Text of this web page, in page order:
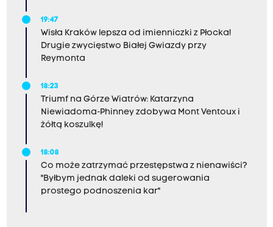
19:47
Wisła Kraków lepsza od imienniczki z Płocka!
Drugie zwycięstwo Białej Gwiazdy przy
Reymonta
18:23
Triumf na Górze Wiatrów: Katarzyna
Niewiadoma-Phinney zdobywa Mont Ventoux i
żółtą koszulkę!
18:08
Co może zatrzymać przestępstwa z nienawiści?
"Byłbym jednak daleki od sugerowania
prostego podnoszenia kar"